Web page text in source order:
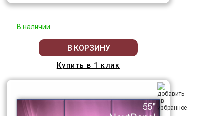
В наличии
В КОРЗИНУ
Купить в 1 клик